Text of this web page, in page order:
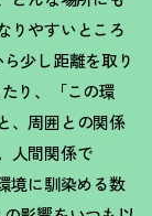
りやすいところ
少し距離を取り
り、「この環
、周囲との関係
人間関係で
境に馴染める数